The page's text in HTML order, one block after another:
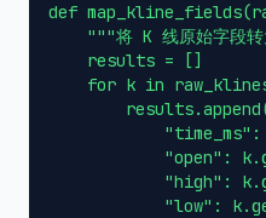
def
"""将 K 线原始字段
    results = []
for k in
"time_ms":
"open":
"high":
"low":